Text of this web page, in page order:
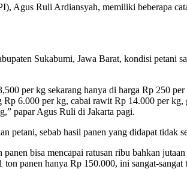
Agus Ruli Ardiansyah, memiliki beberapa
Sukabumi, Jawa Barat, kondisi petani
per kg sekarang hanya di harga Rp 250
6.000 per kg, cabai rawit Rp 14.000 per
papar Agus Ruli di Jakarta pagi.
petani, sebab hasil panen yang didapat tidak
bisa mencapai ratusan ribu bahkan
panen hanya Rp 150.000, ini sangat-